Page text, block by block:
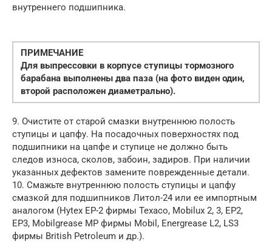
внутреннего подшипника.
ПРИМЕЧАНИЕ
Для выпрессовки в корпусе ступицы тормозного
барабана выполнены два паза (на фото виден один,
второй расположен диаметрально).
9. Очистите от старой смазки внутреннюю полость
ступицы и цапфу. На посадочных поверхностях под
подшипники на цапфе и ступице не должно быть
следов износа, сколов, забоин, задиров. При наличии
указанных дефектов замените поврежденные детали.
10. Смажьте внутреннюю полость ступицы и цапфу
смазкой для подшипников Литол-24 или ее импортным
аналогом (Hytex EP-2 фирмы Texaco, Mobilux 2, 3, EP2,
EP3, Mobilgrease MP фирмы Mobil, Energrease L2, LS3
фирмы British Petroleum и др.).